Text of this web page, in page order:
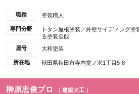
職種 塗装職人
専門分野
トタン屋根塗装／外壁サイディング
る塗装全般
屋号
大和塗装
所在地 秋田県秋田市寺内堂ノ沢1丁目5-8
榊原忠俊プロ
（ 建築大工 ）